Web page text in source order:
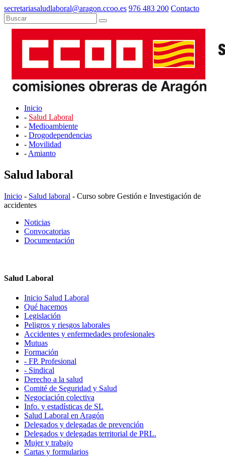
secretariasaludlaboral@aragon.ccoo.es 976 483 200 Contacto
Inicio
- Salud Laboral
- Medioambiente
- Drogodependencias
- Movilidad
- Amianto
Salud laboral
Inicio - Salud laboral - Curso sobre Gestión e Investigación de
accidentes
Noticias
Convocatorias
Documentación
Salud Laboral
Inicio Salud Laboral
Qué hacemos
Legislación
Peligros y riesgos laborales
Accidentes y enfermedades profesionales
Mutuas
Formación
- FP. Profesional
- Sindical
Derecho a la salud
Comité de Seguridad y Salud
Negociación colectiva
Info. y estadísticas de SL
Salud Laboral en Aragón
Delegados y delegadas de prevención
Delegados y delegadas territorial de PRL.
Mujer y trabajo
Cartas y formularios